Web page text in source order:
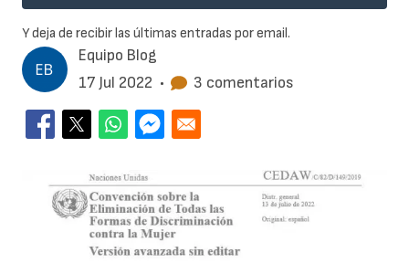
Equipo Blog
17 Jul 2022 • 3 comentarios
Y deja de recibir las últimas entradas por email.